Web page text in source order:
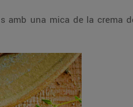
amb una mica de la crema